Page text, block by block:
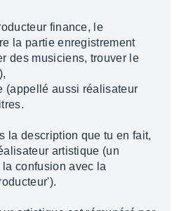
finance, le
la partie enregistrement
des musiciens, trouver le
(appellé aussi réalisateur
la description que tu en fait,
artistique (un
confusion avec la